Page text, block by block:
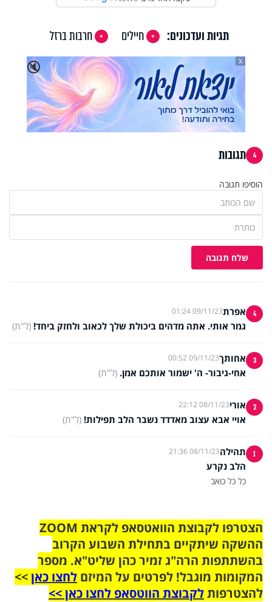
תגיות ועדכונים: חיילים
חרבות ברזל
🔇
X
4 תגובות
הוסיפו תגובה
שלח תגובה
4 אפרת09/11/23 01:24
גמר אותי. אתה מדהים ביכולת שלך לכאוב ולחזק ביחד! (ל"ת)
3 אחותך09/11/23 00:52
אחי-גיבור- ה' ישמור אותכם אמן. (ל"ת)
2 אורי08/11/23 22:12
אויי אבא עצוב מאדדד נשבר הלב תפילות! (ל"ת)
1 תהילה08/11/23 21:36
הלב נקרע
כל כל כואב
הצטרפו לקבוצת הוואטסאפ לקראת ZOOM
ההשקה שיתקיים בתחילת השבוע הקרוב
בהשתתפות הרה"ג זמיר כהן שליט"א. מספר
המקומות מוגבל! לפרטים על המיזם לחצו כאן>>
להצטרפותלקבוצת הווטסאפ לחצו כאן >>